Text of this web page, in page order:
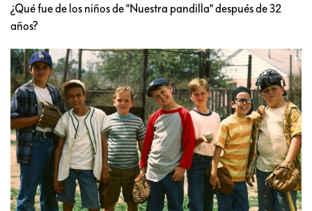
¿Qué fue de los niños de "Nuestra pandilla" después de 32
años?